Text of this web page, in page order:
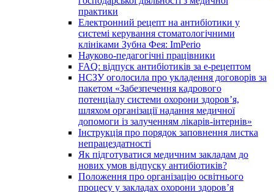
практики
Електронний рецепт на антибіотики у
системі керування стоматологічними
клініками Зубна Фея: ImPerio
Науково-педагогічні працівники
FAQ: відпуск антибіотиків за е-рецептом
НСЗУ оголосила про укладення договорів за
пакетом «Забезпечення кадрового
потенціалу системи охорони здоров’я,
шляхом організації надання медичної
допомоги із залученням лікарів-інтернів»
Інструкція про порядок заповнення листка
непрацездатності
Як підготуватися медичним закладам до
нових умов відпуску антибіотиків?
Положення про організацію освітнього
процесу у закладах охорони здоров’я